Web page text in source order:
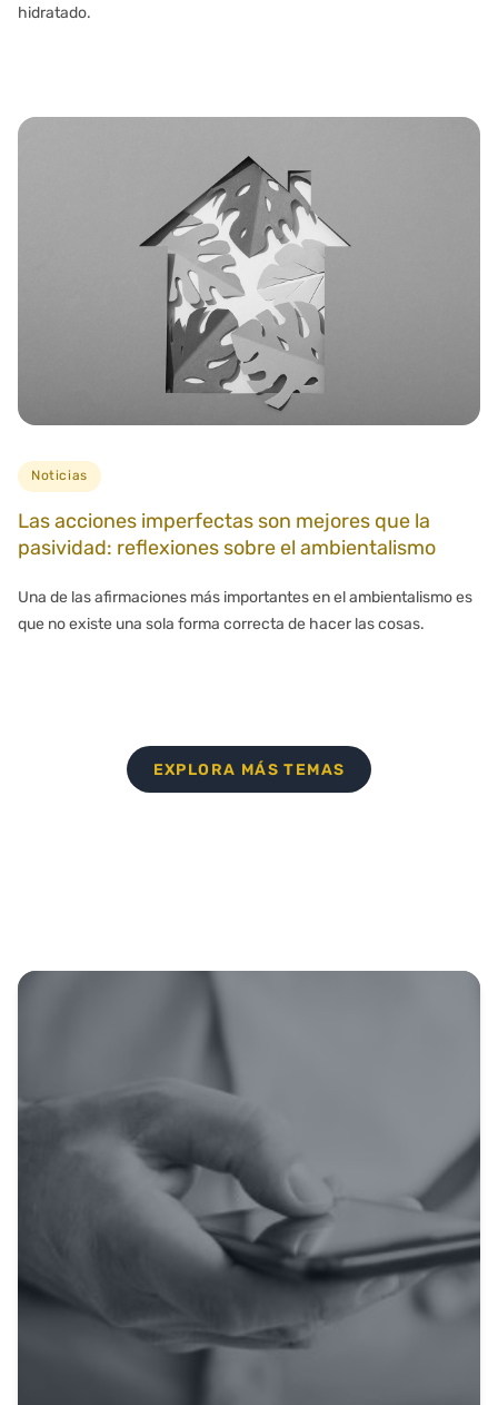
hidratado.
Noticias
Las acciones imperfectas son mejores que la
pasividad: reflexiones sobre el ambientalismo
Una de las afirmaciones más importantes en el ambientalismo es
que no existe una sola forma correcta de hacer las cosas.
EXPLORA MÁS TEMAS